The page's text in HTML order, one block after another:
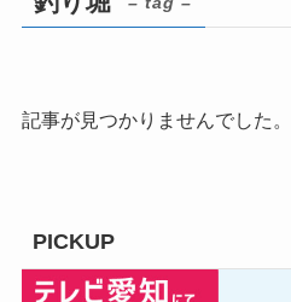
記事が見つかりませんでした。
PICKUP